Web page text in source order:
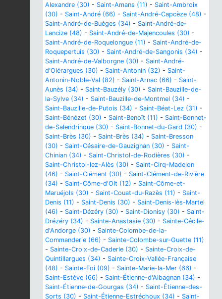
Alexandre (30) - Saint-Amans (11) - Saint-Ambroix
(30) - Saint-André (66) - Saint-André-Capcèze (48) -
Saint-André-de-Buèges (34) - Saint-André-de-
Lancize (48) - Saint-André-de-Majencoules (30) -
Saint-André-de-Roquelongue (11) - Saint-André-de-
Roquepertuis (30) - Saint-André-de-Sangonis (34) -
Saint-André-de-Valborgne (30) - Saint-André-
d'Olérargues (30) - Saint-Antonin (32) - Saint-
Antonin-Noble-Val (82) - Saint-Arnac (66) - Saint-
Aunès (34) - Saint-Bauzély (30) - Saint-Bauzille-de-
la-Sylve (34) - Saint-Bauzille-de-Montmel (34) -
Saint-Bauzille-de-Putois (34) - Saint-Béat-Lez (31) -
Saint-Bénézet (30) - Saint-Benoît (11) - Saint-Bonnet-
de-Salendrinque (30) - Saint-Bonnet-du-Gard (30) -
Saint-Brès (30) - Saint-Brès (34) - Saint-Bresson
(30) - Saint-Césaire-de-Gauzignan (30) - Saint-
Chinian (34) - Saint-Christol-de-Rodières (30) -
Saint-Christol-lez-Alès (30) - Saint-Cirq-Madelon
(46) - Saint-Clément (30) - Saint-Clément-de-Rivière
(34) - Saint-Côme-d'Olt (12) - Saint-Côme-et-
Maruéjols (30) - Saint-Couat-du-Razès (11) - Saint-
Denis (11) - Saint-Denis (30) - Saint-Denis-lès-Martel
(46) - Saint-Dézéry (30) - Saint-Dionisy (30) - Saint-
Drézéry (34) - Sainte-Anastasie (30) - Sainte-Cécile-
d'Andorge (30) - Sainte-Colombe-de-la-
Commanderie (66) - Sainte-Colombe-sur-Guette (11)
- Sainte-Croix-de-Caderle (30) - Sainte-Croix-de-
Quintillargues (34) - Sainte-Croix-Vallée-Française
(48) - Sainte-Foi (09) - Sainte-Marie-la-Mer (66) -
Saint-Estève (66) - Saint-Étienne-d'Albagnan (34) -
Saint-Étienne-de-Gourgas (34) - Saint-Étienne-des-
Sorts (30) - Saint-Étienne-Estréchoux (34) - Saint-